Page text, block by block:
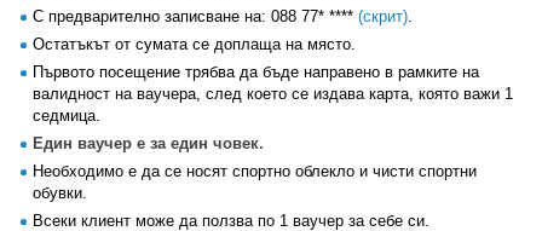
С предварително записване на: 088 77* **** (скрит).
Остатъкът от сумата се доплаща на място.
Първото посещение трябва да бъде направено в рамките на
валидност на ваучера, след което се издава карта, която важи 1
седмица.
Един ваучер е за един човек.
Необходимо е да се носят спортно облекло и чисти спортни
обувки.
Всеки клиент може да ползва по 1 ваучер за себе си.